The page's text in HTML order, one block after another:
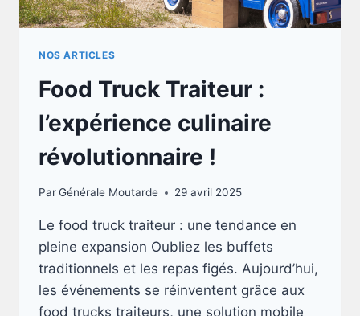
NOS ARTICLES
Food Truck Traiteur :
l’expérience culinaire
révolutionnaire !
ParGénérale Moutarde 29 avril 2025
Le food truck traiteur : une tendance en
pleine expansion Oubliez les buffets
traditionnels et les repas figés. Aujourd’hui,
les événements se réinventent grâce aux
food trucks traiteurs, une solution mobile